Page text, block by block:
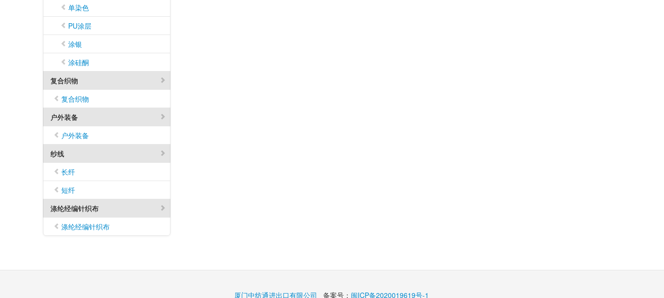
单染色
PU涂层
涂银
涂硅酮
复合织物
复合织物
户外装备
户外装备
纱线
长纤
短纤
涤纶经编针织布
涤纶经编针织布
厦门中纺通进出口有限公司 备案号： 闽ICP备2020019619号-1